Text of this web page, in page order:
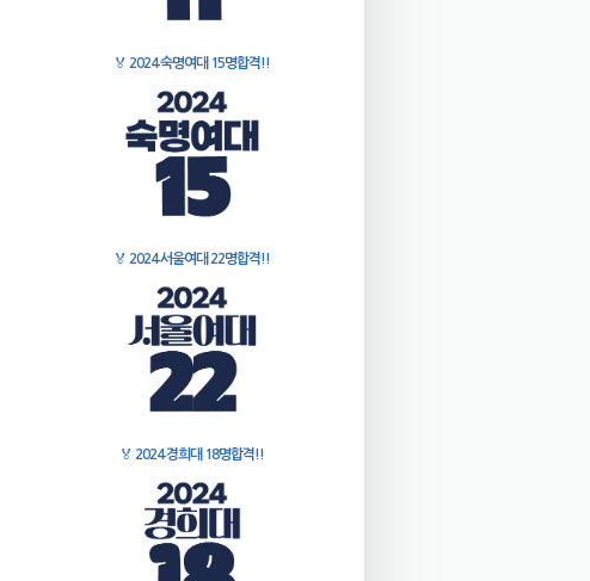
🏅 2024 숙명여대 15명합격!!
🏅 2024 서울여대 22명합격!!
🏅 2024 경희대 18명합격!!